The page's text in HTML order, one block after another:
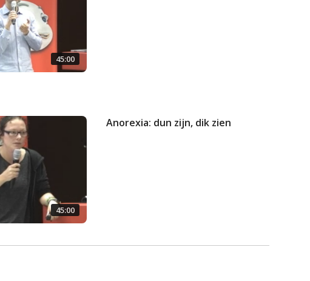
45:00
45:00
Anorexia: dun zijn, dik zien